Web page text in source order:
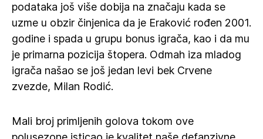
podataka još više dobija na značaju kada se
uzme u obzir činjenica da je Eraković rođen 2001.
godine i spada u grupu bonus igrača, kao i da mu
je primarna pozicija štopera. Odmah iza mladog
igrača našao se još jedan levi bek Crvene
zvezde, Milan Rodić.
Mali broj primljenih golova tokom ove